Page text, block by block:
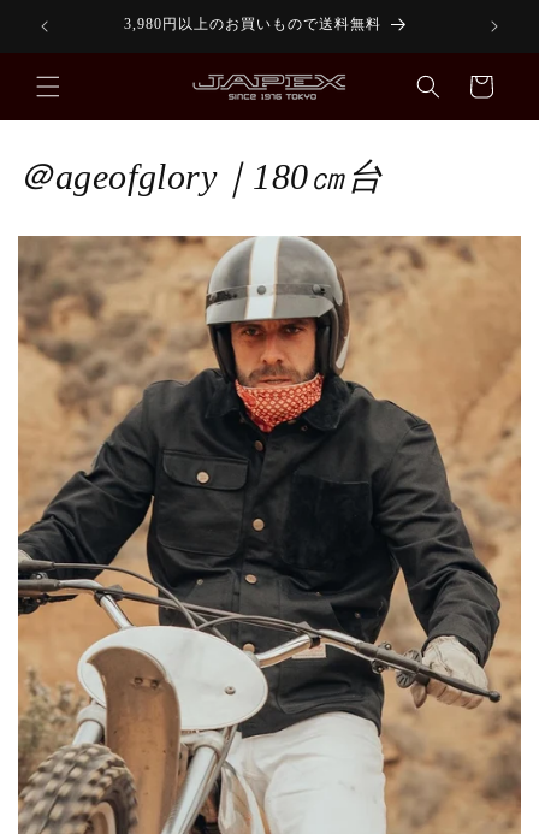
ンツに
3,980円以上のお買いもので送料無料
ー
＠ageofglory｜180㎝台